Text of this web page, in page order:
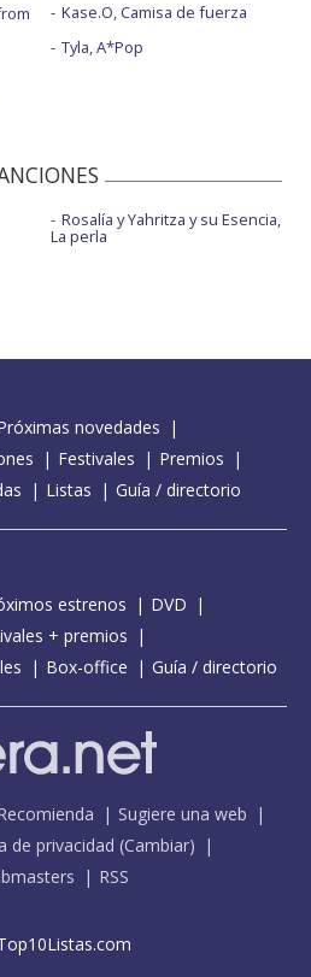
Kase.O, Camisa de fuerza
Tyla, A*Pop
Rosalía y Yahritza y su Esencia,
La perla
novedades
Festivales
Premios
Listas Guía / directorio
estrenos
DVD
+ premios
Box-office Guía / directorio
Sugiere una web
de privacidad (Cambiar)
RSS